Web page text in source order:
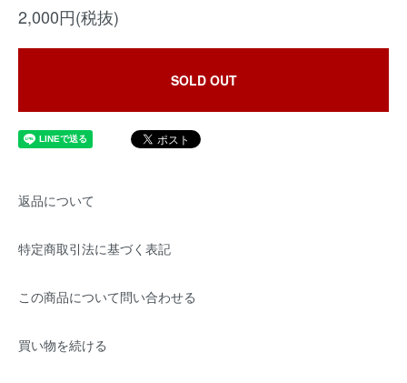
2,000円(税抜)
SOLD OUT
返品について
特定商取引法に基づく表記
この商品について問い合わせる
買い物を続ける